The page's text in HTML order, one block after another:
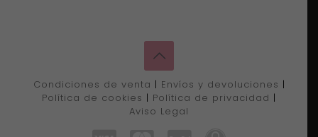
Condiciones de venta | Envíos y devoluciones |
Política de cookies | Política de privacidad |
Aviso Legal